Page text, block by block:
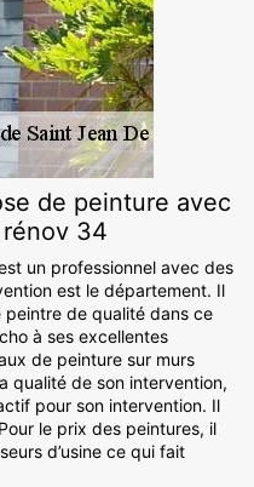
de peinture avec
rénov 34
un professionnel avec des
est le département. Il
peintre de qualité dans ce
à ses excellentes
de peinture sur murs
qualité de son intervention,
pour son intervention. Il
le prix des peintures, il
d’usine ce qui fait